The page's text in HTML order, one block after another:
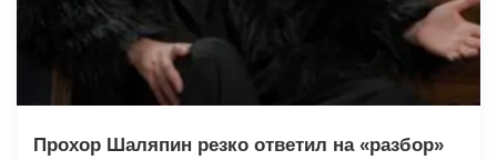
Прохор Шаляпин резко ответил на «разбор»